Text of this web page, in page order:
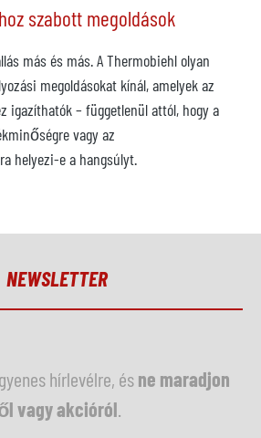
szabott megoldások
más és más. A Thermobiehl olyan
megoldásokat kínál, amelyek az
igazíthatók – függetlenül attól, hogy a
vagy az
helyezi-e a hangsúlyt.
NEWSLETTER
hírlevélre, ésne maradjon
vagy akcióról